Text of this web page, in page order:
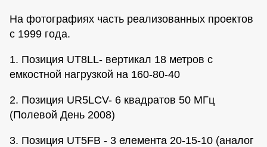
На фотографиях часть реализованных проектов
с 1999 года.
1. Позиция UT8LL- вертикал 18 метров с
емкостной нагрузкой на 160-80-40
2. Позиция UR5LCV- 6 квадратов 50 МГц
(Полевой День 2008)
3. Позиция UT5FB - 3 елемента 20-15-10 (аналог